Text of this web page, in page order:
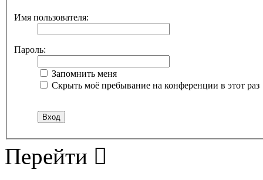
Имя пользователя:
Пароль:
Запомнить меня
Скрыть моё пребывание на конференции в этот раз
Перейти